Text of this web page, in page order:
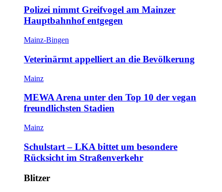
Polizei nimmt Greifvogel am Mainzer
Hauptbahnhof entgegen
Mainz-Bingen
Veterinärmt appelliert an die Bevölkerung
Mainz
MEWA Arena unter den Top 10 der vegan
freundlichsten Stadien
Mainz
Schulstart – LKA bittet um besondere
Rücksicht im Straßenverkehr
Blitzer